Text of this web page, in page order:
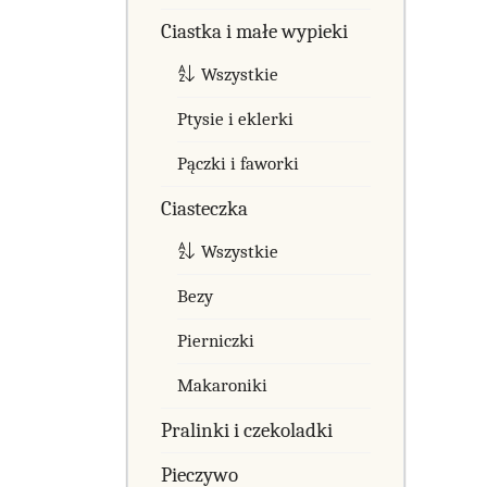
Ciastka i małe wypieki
Wszystkie
Ptysie i eklerki
Pączki i faworki
Ciasteczka
Wszystkie
Bezy
Pierniczki
Makaroniki
Pralinki i czekoladki
Pieczywo